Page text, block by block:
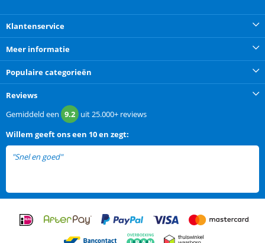
Klantenservice
Meer informatie
Populaire categorieën
Reviews
Gemiddeld een 9.2 uit25.000+ reviews
Willem geeft ons een 10 en zegt:
"Snel en goed"